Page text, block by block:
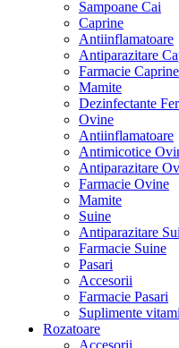
Sampoane Cai
Caprine
Antiinflamatoare
Antiparazitare
Farmacie Caprine
Mamite
Dezinfectante
Ovine
Antiinflamatoare
Antimicotice
Antiparazitare
Farmacie Ovine
Mamite
Suine
Antiparazitare
Farmacie Suine
Pasari
Accesorii
Farmacie Pasari
Suplimente
Rozatoare
Accesorii